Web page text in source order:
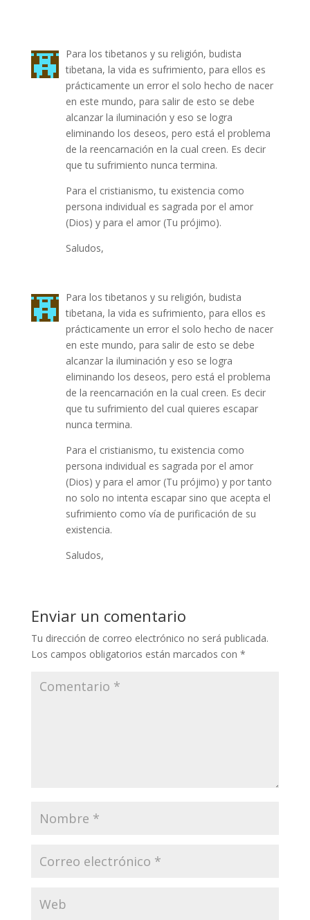
Para los tibetanos y su religión, budista
tibetana, la vida es sufrimiento, para ellos es
prácticamente un error el solo hecho de nacer
en este mundo, para salir de esto se debe
alcanzar la iluminación y eso se logra
eliminando los deseos, pero está el problema
de la reencarnación en la cual creen. Es decir
que tu sufrimiento nunca termina.
Para el cristianismo, tu existencia como
persona individual es sagrada por el amor
(Dios) y para el amor (Tu prójimo).
Saludos,
Para los tibetanos y su religión, budista
tibetana, la vida es sufrimiento, para ellos es
prácticamente un error el solo hecho de nacer
en este mundo, para salir de esto se debe
alcanzar la iluminación y eso se logra
eliminando los deseos, pero está el problema
de la reencarnación en la cual creen. Es decir
que tu sufrimiento del cual quieres escapar
nunca termina.
Para el cristianismo, tu existencia como
persona individual es sagrada por el amor
(Dios) y para el amor (Tu prójimo) y por tanto
no solo no intenta escapar sino que acepta el
sufrimiento como vía de purificación de su
existencia.
Saludos,
Enviar un comentario
Tu dirección de correo electrónico no será publicada.
Los campos obligatorios están marcados con *